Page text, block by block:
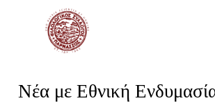
Νέα με Εθνική